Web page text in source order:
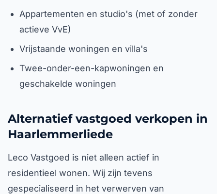
Appartementen en studio's (met of zonder
actieve VvE)
Vrijstaande woningen en villa's
Twee-onder-een-kapwoningen en
geschakelde woningen
Alternatief vastgoed verkopen in
Haarlemmerliede
Leco Vastgoed is niet alleen actief in
residentieel wonen. Wij zijn tevens
gespecialiseerd in het verwerven van